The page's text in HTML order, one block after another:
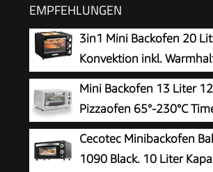
EMPFEHLUNGEN
3in1 Mini Backofen 20
Konvektion inkl.
Backbleche + Grillrost |
Ofen | zuschaltbare Umluft |
Grillplatte | 60 min.Timer | 1300W
Mini Backofen 13 Liter
Pizzaofen 65°-230°C
aufklappbares
Minibackofen Kleiner Oven
Cecotec Minibackofen
1090 Black. 10 Liter